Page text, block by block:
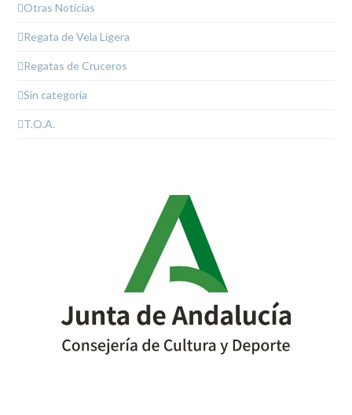
Otras Noticias
Regata de Vela Ligera
Regatas de Cruceros
Sin categoría
T.O.A.